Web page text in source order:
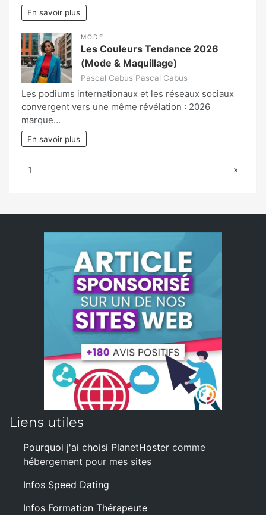
En savoir plus
MODE
Les Couleurs Tendance 2026
(Mode & Maquillage)
Pascal Cabus Pascal Cabus
Les podiums internationaux et les réseaux sociaux
convergent vers une même révélation : 2026
marque…
En savoir plus
Page:
1 Next
»
Liens utiles
Pourquoi j'ai choisi PlanetHoster comme
hébergement pour mes sites
Infos Speed Dating
Infos Formation Thérapeute